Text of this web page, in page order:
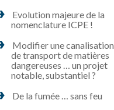
Evolution majeure de la
nomenclature ICPE !
Modifier une canalisation
de transport de matières
dangereuses … un projet
notable, substantiel ?
De la fumée … sans feu